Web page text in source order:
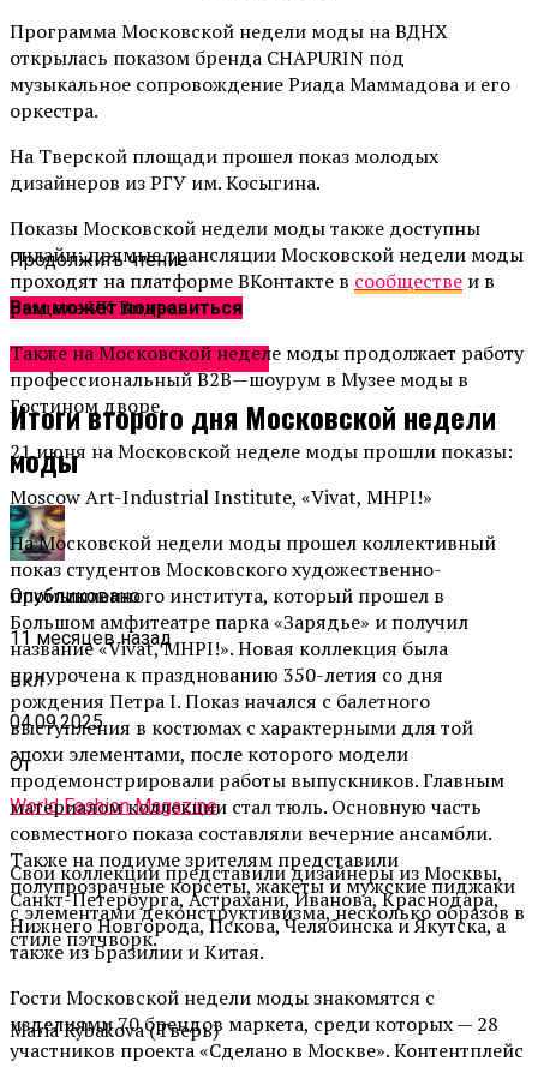
Программа Московской недели моды на ВДНХ
открылась показом бренда CHAPURIN под
музыкальное сопровождение РиадаМаммадова и его
оркестра.
На Тверской площади прошел показ молодых
дизайнеров из РГУ им. Косыгина.
Показы Московской недели моды также доступны
онлайн: прямые трансляции Московской недели моды
проходят на платформе ВКонтакте в сообществе и в
разделеVKВидео.
Также на Московской неделе моды продолжает работу
профессиональныйB2B—шоурум в Музее моды в
Гостином дворе.
21июня наМосковской неделе моды прошли показы:
Moscow Art-Industrial Institute, «Vivat, MHPI!»
НаМосковской недели моды прошел коллективный
показ студентов Московского художественно-
промышленного института, который прошел в
Большом амфитеатре парка «Зарядье» и получил
название «Vivat, MHPI!». Новая коллекция была
приурочена к празднованию 350-летия со дня
рождения Петра I. Показ начался с балетного
выступления в костюмах с характерными для той
эпохи элементами, после которого модели
продемонстрировали работы выпускников. Главным
материалом коллекции стал тюль. Основную часть
совместного показа составляли вечерние ансамбли.
Также на подиуме зрителям представили
полупрозрачные корсеты, жакеты и мужские пиджаки
с элементамидеконструктивизма, несколько образов в
стилепэтчворк.
MariaRybakova(Тверь)
Продолжить чтение
Вам может понравиться
Неделя моды в Москве
Итоги второго дня Московской недели
моды
Опубликовано
11 месяцев назад
вкл
04.09.2025
От
World Fashion Magazine
Свои коллекции представили дизайнеры из Москвы,
Санкт-Петербурга, Астрахани, Иванова, Краснодара,
Нижнего Новгорода, Пскова, Челябинска и Якутска, а
также из Бразилии и Китая.
Гости Московской недели моды знакомятся с
изделиями 70 брендов маркета, среди которых — 28
участников проекта «Сделано в Москве». Контентплейс